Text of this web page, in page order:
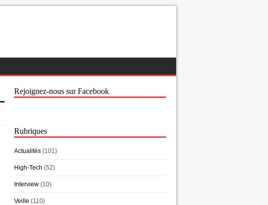
Rejoignez-nous sur Facebook
Rubriques
Actualités (101)
High-Tech (52)
Interview (10)
Veille (110)